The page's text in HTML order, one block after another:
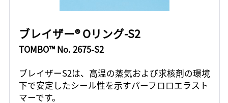
ブレイザー® Oリング-S2
TOMBO™ No. 2675-S2
ブレイザーS2は、高温の蒸気および求核剤の環境
下で安定したシール性を示すパーフロロエラスト
マーです。